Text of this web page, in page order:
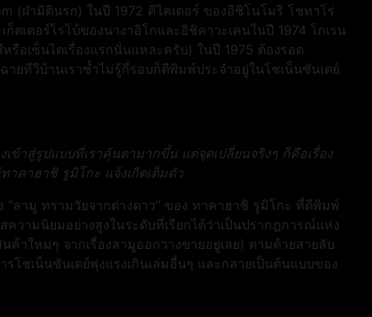
(ฝ่ามิตินรก) ในปี 1972 คิไคเดอร์ ของอิชิโนโมริ โชทาโร่
ตเตอร์โรโบ้ของนางาอิโกและอิชิคาวะเคนในปี 1974 โกเรน
รือเซ็นไตเรื่องแรกนั่นแหละครับ) ในปี 1975 ต้องรอด
ยทีวีบ้านเราซ้ำไม่รู้กี่รอบก็ตีพิมพ์ประจำอยู่ในโชเน็นซันเดย์
เข้าสู่รูปแบบที่เราคุ้นตามากขึ้น แต่จุดเปลี่ยนจริงๆ ก็คือเรื่อง
าคาฮาชิ รูมิโกะ แจ้งเกิดเต็มตัว
ลามู ทรามวัยจากต่างดาว” ของ ทาคาฮาชิ รูมิโกะ ที่ตีพิมพ์
ความนิยมอย่างสูงในระดับที่เรียกได้ว่าเป็นปรากฎการณ์แห่ง
าใหม่ๆ จากเรื่องลามูออกวางขายอยู่เลย) ตามด้วยสายลับ
โชเน็นซันเดย์พุ่งแรงเกินเล่มอื่นๆ และกลายเป็นต้นแบบของ